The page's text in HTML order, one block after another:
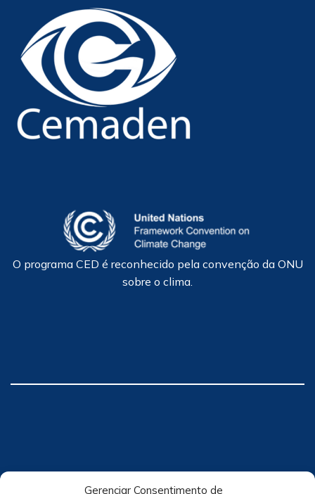
Gerenciar Consentimento de
O programa CED é reconhecido pela convenção da ONU
sobre o clima.